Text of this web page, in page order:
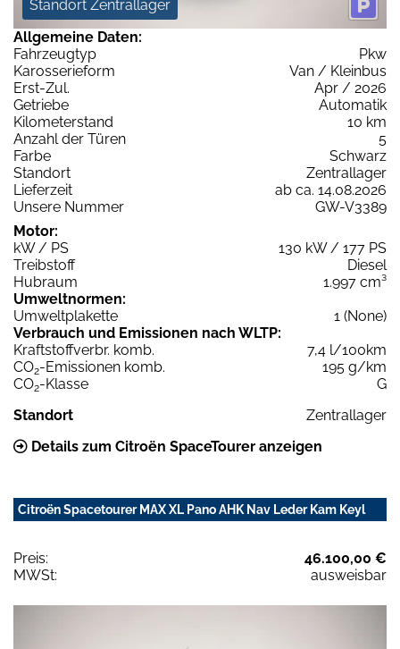
Standort Zentrallager
Allgemeine Daten:
Fahrzeugtyp
Pkw
Karosserieform
Van / Kleinbus
Erst-Zul.
Apr / 2026
Getriebe
Automatik
Kilometerstand
10 km
Anzahl der Türen
5
Farbe
Schwarz
Standort
Zentrallager
Lieferzeit
ab ca. 14.08.2026
Unsere Nummer
GW-V3389
Motor:
kW / PS
130 kW / 177 PS
Treibstoff
Diesel
Hubraum
1.997 cm³
Umweltnormen:
Umweltplakette
1 (None)
Verbrauch und Emissionen nach WLTP:
Kraftstoffverbr. komb.
7,4 l/100km
CO2-Emissionen komb.
195 g/km
CO2-Klasse
G
Standort
Zentrallager
Details zum Citroën SpaceTourer anzeigen
Citroën Spacetourer MAX XL Pano AHK Nav Leder Kam Keyl
Preis:
46.100,00 €
MWSt:
ausweisbar